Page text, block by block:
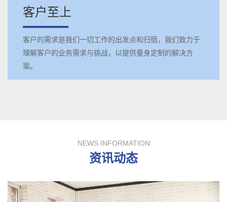
客户至上
客户的需求是我们一切工作的出发点和归宿，我们致力于
理解客户的业务需求与挑战，以提供量身定制的解决方
案。
NEWS INFORMATION
资讯动态